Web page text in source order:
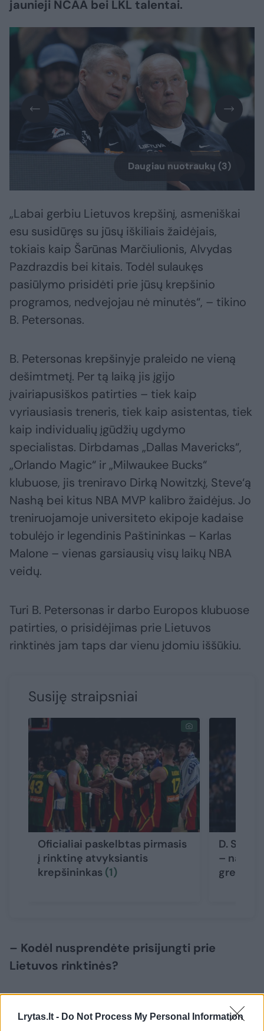
Lrytas.lt - Do Not Process My Personal Information
jaunieji NCAA bei LKL talentai.
Daugiau nuotraukų (3)
„Labai gerbiu Lietuvos krepšinį, asmeniškai
esu susidūręs su jūsų iškiliais žaidėjais,
tokiais kaip Šarūnas Marčiulionis, Alvydas
Pazdrazdis bei kitais. Todėl sulaukęs
pasiūlymo prisidėti prie jūsų krepšinio
programos, nedvejojau nė minutės“, – tikino
B. Petersonas.
B. Petersonas krepšinyje praleido ne vieną
dešimtmetį. Per tą laiką jis įgijo
įvairiapusiškos patirties – tiek kaip
vyriausiasis treneris, tiek kaip asistentas, tiek
kaip individualių įgūdžių ugdymo
specialistas. Dirbdamas „Dallas Mavericks“,
„Orlando Magic“ ir „Milwaukee Bucks“
klubuose, jis treniravo Dirką Nowitzkį, Steve‘ą
Nashą bei kitus NBA MVP kalibro žaidėjus. Jo
treniruojamoje universiteto ekipoje kadaise
tobulėjo ir legendinis Paštininkas – Karlas
Malone – vienas garsiausių visų laikų NBA
veidų.
Turi B. Petersonas ir darbo Europos klubuose
patirties, o prisidėjimas prie Lietuvos
rinktinės jam taps dar vienu įdomiu iššūkiu.
Susiję straipsniai
Oficialiai paskelbtas pirmasis
į rinktinę atvyksiantis
krepšininkas (1)
D.
–
gresia
– Kodėl nusprendėte prisijungti prie
Lietuvos rinktinės?
– Kvietimą prisijungti prie vienos geriausių
Europos nacionalinių komandų vertinu kaip